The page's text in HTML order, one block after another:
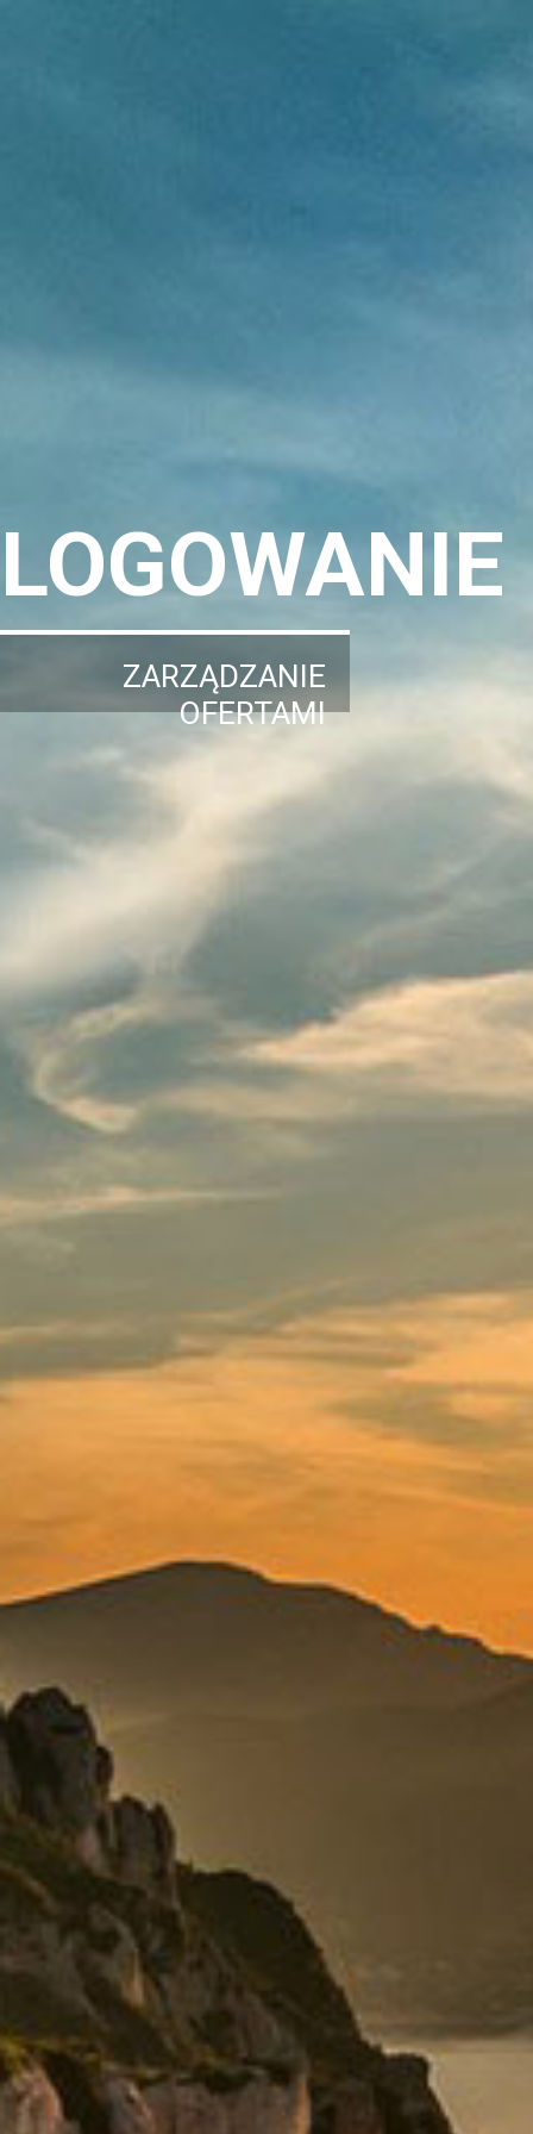
LOGOWANIE
ZARZĄDZANIE
OFERTAMI